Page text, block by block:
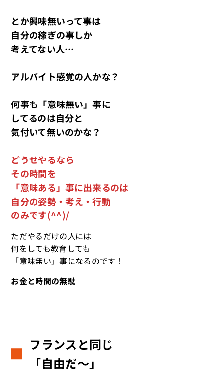
とか興味無いって事は
自分の稼ぎの事しか
考えてない人…
アルバイト感覚の人かな？
何事も「意味無い」事に
してるのは自分と
気付いて無いのかな？
どうせやるなら
その時間を
「意味ある」事に出来るのは
自分の姿勢・考え・行動
のみです(^^)/
ただやるだけの人には
何をしても教育しても
「意味無い」事になるのです！
お金と時間の無駄
フランスと同じ
「自由だ～」